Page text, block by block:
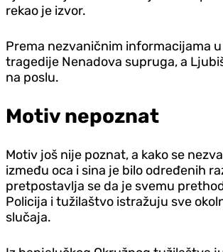
rekao je izvor.
Prema nezvaničnim informacijama
tragedije Nenadova supruga, a
na poslu.
Motiv nepoznat
Motiv još nije poznat, a kako se
između oca i sina je bilo određenih
pretpostavlja se da je svemu
Policija i tužilaštvo istražuju sve
slučaja.